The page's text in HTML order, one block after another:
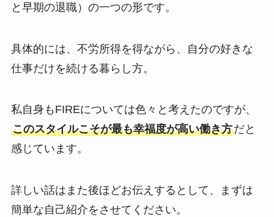
と早期の退職）の一つの形です。
具体的には、不労所得を得ながら、自分の好きな
仕事だけを続ける暮らし方。
私自身もFIREについては色々と考えたのですが、
このスタイルこそが最も幸福度が高い働き方だと
感じています。
詳しい話はまた後ほどお伝えするとして、まずは
簡単な自己紹介をさせてください。